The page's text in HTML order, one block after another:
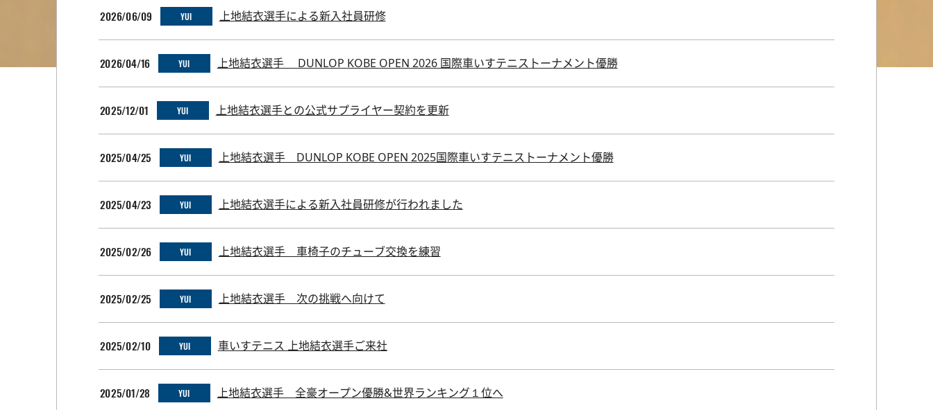
2026/06/09 YUI 上地結衣選手による新入社員研修
2026/04/16 YUI 上地結衣選手 DUNLOP KOBE OPEN 2026 国際車いすテニストーナメント優勝
2025/12/01 YUI 上地結衣選手との公式サプライヤー契約を更新
2025/04/25 YUI 上地結衣選手 DUNLOP KOBE OPEN 2025国際車いすテニストーナメント優勝
2025/04/23 YUI 上地結衣選手による新入社員研修が行われました
2025/02/26 YUI 上地結衣選手 車椅子のチューブ交換を練習
2025/02/25 YUI 上地結衣選手 次の挑戦へ向けて
2025/02/10 YUI 車いすテニス 上地結衣選手ご来社
2025/01/28 YUI 上地結衣選手 全豪オープン優勝&世界ランキング１位へ